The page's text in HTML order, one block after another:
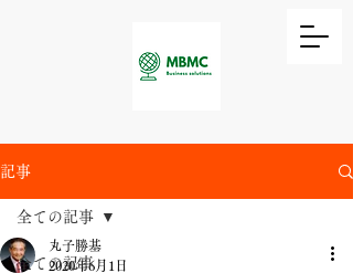
記事
全ての記事
全ての記事
丸子勝基
2020年6月1日